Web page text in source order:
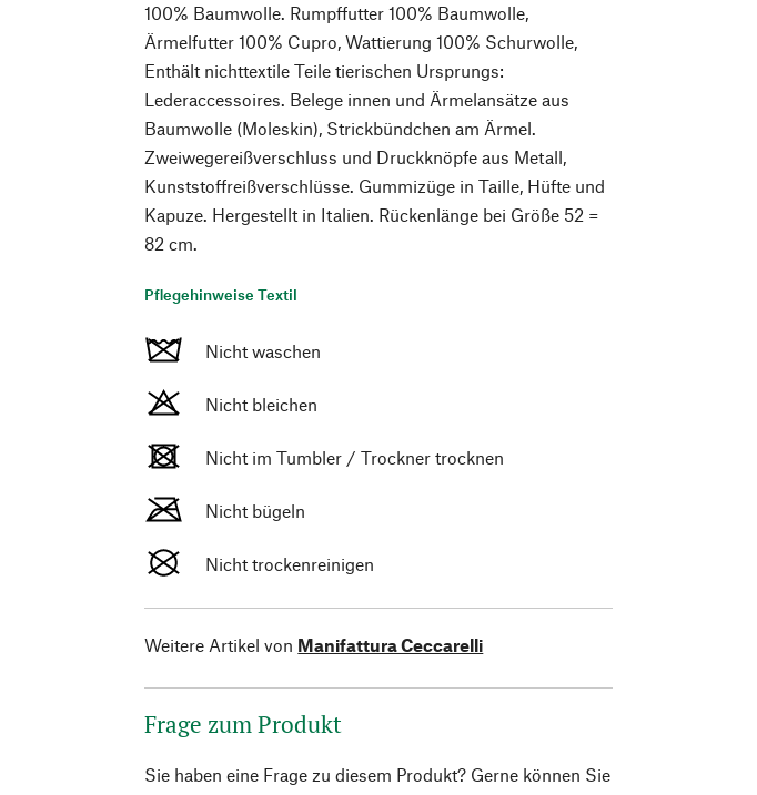
100% Baumwolle. Rumpffutter 100% Baumwolle,
Ärmelfutter 100% Cupro, Wattierung 100% Schurwolle,
Enthält nichttextile Teile tierischen Ursprungs:
Lederaccessoires. Belege innen und Ärmelansätze aus
Baumwolle (Moleskin), Strickbündchen am Ärmel.
Zweiwegereißverschluss und Druckknöpfe aus Metall,
Kunststoffreißverschlüsse. Gummizüge in Taille, Hüfte und
Kapuze. Hergestellt in Italien. Rückenlänge bei Größe 52 =
82 cm.
Pflegehinweise Textil
Nicht waschen
Nicht bleichen
Nicht im Tumbler / Trockner trocknen
Nicht bügeln
Nicht trockenreinigen
Weitere Artikel von Manifattura Ceccarelli
Frage zum Produkt
Sie haben eine Frage zu diesem Produkt? Gerne können Sie